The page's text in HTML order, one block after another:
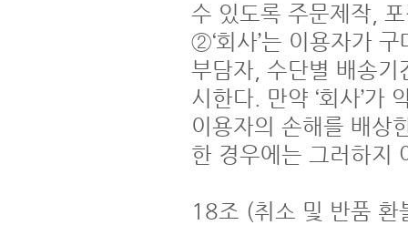
수 있도록 주문제작,
②‘회사’는 이용자가
부담자, 수단별 배송
시한다. 만약 ‘회사’가
이용자의 손해를 배상
한 경우에는 그러하지
18조 (취소 및 반품 환